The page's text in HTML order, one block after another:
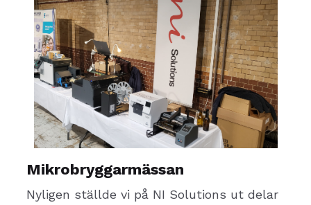
Mikrobryggarmässan
Nyligen ställde vi på NI Solutions ut delar